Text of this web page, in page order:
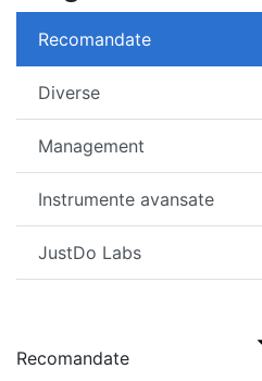
Recomandate
Diverse
Management
Instrumente avansate
JustDo Labs
Recomandate